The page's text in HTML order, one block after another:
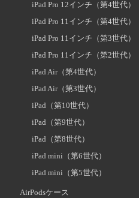
iPad Pro 12インチ（第4世代）
iPad Pro 11インチ（第4世代）
iPad Pro 11インチ（第3世代）
iPad Pro 11インチ（第2世代）
iPad Air（第4世代）
iPad Air（第3世代）
iPad（第10世代）
iPad（第9世代）
iPad（第8世代）
iPad mini（第6世代）
iPad mini（第5世代）
AirPodsケース